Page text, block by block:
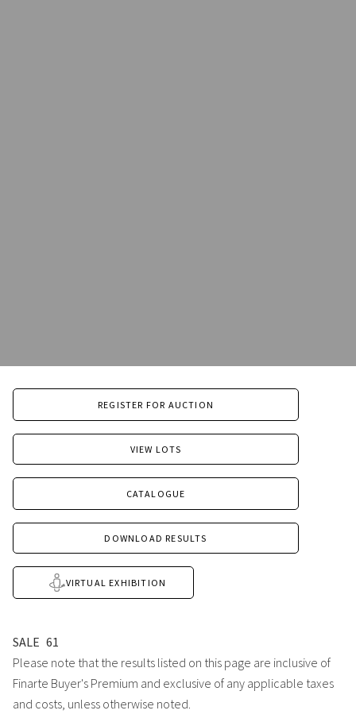
REGISTER FOR AUCTION
VIEW LOTS
CATALOGUE
DOWNLOAD RESULTS
VIRTUAL EXHIBITION
SALE 61
Please note that the results listed on this page are inclusive of
Finarte Buyer's Premium and exclusive of any applicable taxes
and costs, unless otherwise noted.